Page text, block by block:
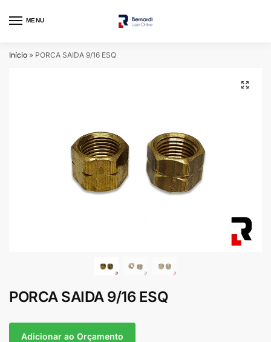
MENU
Início » PORCA SAIDA 9/16 ESQ
PORCA SAIDA 9/16 ESQ
Adicionar ao Orçamento